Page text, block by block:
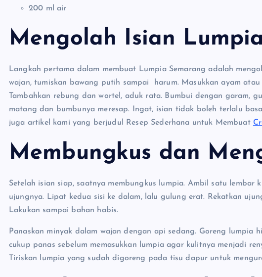
200 ml air
Mengolah Isian
Langkah pertama dalam membuat Lumpia Semarang adalah
wajan, tumiskan bawang putih sampai harum. Masukkan ayam
Tambahkan rebung dan wortel, aduk rata. Bumbui dengan garam,
matang dan bumbunya meresap. Ingat, isian tidak boleh terlalu
juga artikel kami yang berjudul Resep Sederhana untuk Membuat
Membungkus dan
Setelah isian siap, saatnya membungkus lumpia. Ambil satu lembar
ujungnya. Lipat kedua sisi ke dalam, lalu gulung erat. Rekatkan
Lakukan sampai bahan habis.
Panaskan minyak dalam wajan dengan api sedang. Goreng lumpia
cukup panas sebelum memasukkan lumpia agar kulitnya menjadi
Tiriskan lumpia yang sudah digoreng pada tisu dapur untuk